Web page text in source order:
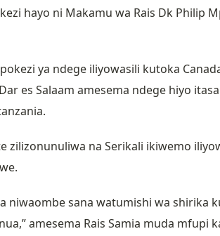
hayo ni Makamu wa Rais Dk Philip
ya ndege iliyowasili kutoka
es Salaam amesema ndege hiyo
zilizonunuliwa na Serikali ikiwemo
niwaombe sana watumishi wa shirika
amesema Rais Samia muda mfupi